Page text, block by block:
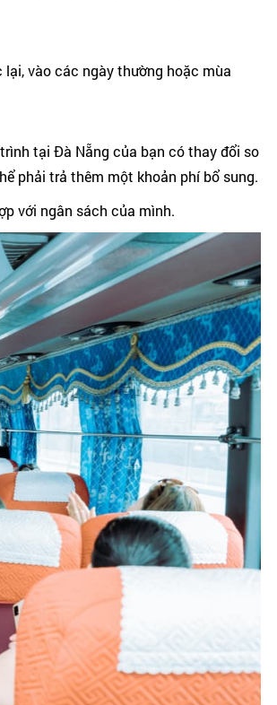
vào các ngày thường hoặc mùa
tại Đà Nẵng của bạn có thay đổi so
phải trả thêm một khoản phí bổ sung.
với ngân sách của mình.